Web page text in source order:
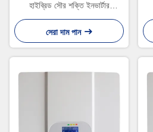
হাইব্রিড সৌর শক্তি ইনভার্টার
সমান্তরাল ফাংশন এবং খাঁটি সাইন ওয়েভ
10KW এসি থেকে ডিসি 48V 220V
সেরা দাম পান